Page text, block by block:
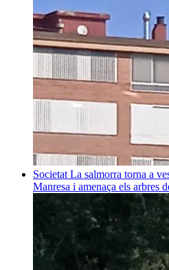
Societat La salmorra torna a
Manresa i amenaça els arbres